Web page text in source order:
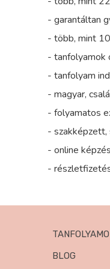
- garantáltan
- több, mint
- tanfolyamok
- tanfolyam
- magyar,
- folyamatos
-
- online
-
BLOG